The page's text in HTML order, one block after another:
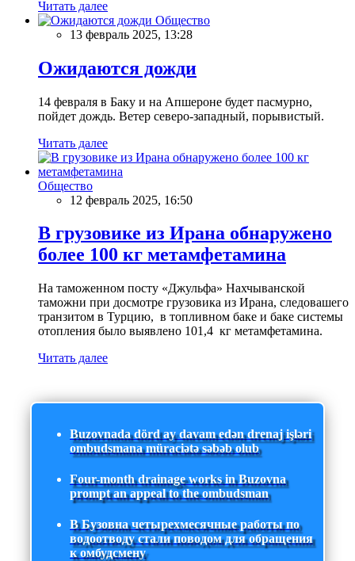
Читать далее
Общество
13 февраль 2025, 13:28
Ожидаются дожди
14 февраля в Баку и на Апшероне будет пасмурно,
пойдет дождь. Ветер северо-западный, порывистый.
Читать далее
Общество
12 февраль 2025, 16:50
В грузовике из Ирана обнаружено
более 100 кг метамфетамина
На таможенном посту «Джульфа» Нахчыванской
таможни при досмотре грузовика из Ирана, следовашего
транзитом в Турцию, в топливном баке и баке системы
отопления было выявлено 101,4 кг метамфетамина.
Читать далее
Buzovnada dörd ay davam edən drenaj işləri
ombudsmana müraciətə səbəb olub
Four-month drainage works in Buzovna
prompt an appeal to the ombudsman
В Бузовна четырехмесячные работы по
водоотводу стали поводом для обращения
к омбудсмену